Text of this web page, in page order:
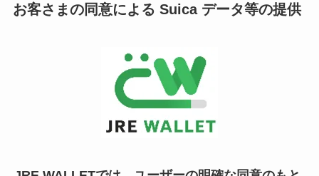
お客さまの同意による Suica データ等の提供